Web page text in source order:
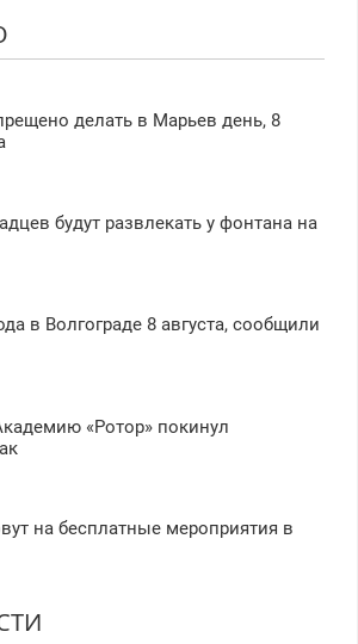
делать в Марьев день, 8
будут развлекать у фонтана на
в Волгограде 8 августа, сообщили
«Ротор» покинул
на бесплатные мероприятия в